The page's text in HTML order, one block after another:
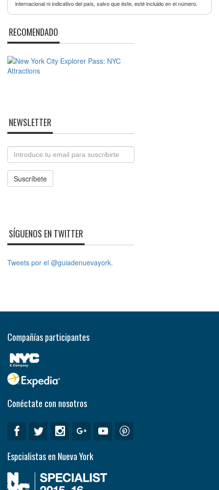
internacional ni indicativo del país, salvo que éste, esté incluido en el número.
RECOMENDADO
NEWSLETTER
Email
Suscríbete
SÍGUENOS EN TWITTER
Tweets por el @guiadenuevayork.
Compañías participantes
Conéctate con nosotros
Espcialistas en Nueva York